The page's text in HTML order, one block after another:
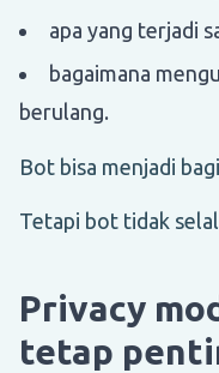
apa yang terjadi
bagaimana
berulang.
Bot bisa menjadi
Tetapi bot tidak
Privacy
tetap